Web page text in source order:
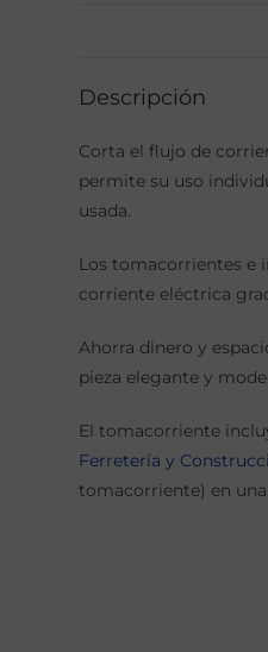
Descripción
Corta el flujo de
permite su uso
usada.
Los tomacorrientes e
corriente eléctrica
Ahorra dinero y
pieza elegante y
El tomacorriente
Ferretería y
tomacorriente) en una